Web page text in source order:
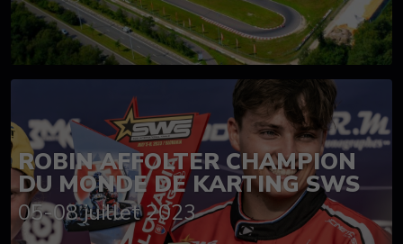
ROBIN AFFOLTER CHAMPION
DU MONDE DE KARTING SWS
05-08 juillet 2023